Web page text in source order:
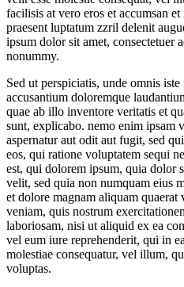
facilisis at vero eros et accumsan
praesent luptatum zzril delenit
ipsum dolor sit amet, consectetuer
nonummy.
Sed ut perspiciatis, unde omnis
accusantium doloremque
quae ab illo inventore veritatis et
sunt, explicabo. nemo enim ipsam
aspernatur aut odit aut fugit, sed
eos, qui ratione voluptatem sequi
est, qui dolorem ipsum, quia dolor
velit, sed quia non numquam eius
et dolore magnam aliquam
veniam, quis nostrum
laboriosam, nisi ut aliquid ex ea
vel eum iure reprehenderit, qui in
molestiae consequatur, vel illum,
voluptas.